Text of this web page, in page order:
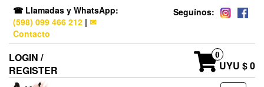
☎ Llamadas y WhatsApp:
(598) 099 466 212 | ✉
Contacto
Seguínos:
LOGIN /
REGISTER
0
UYU $ 0